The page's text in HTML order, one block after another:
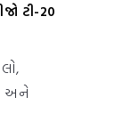
ટી-20
અને